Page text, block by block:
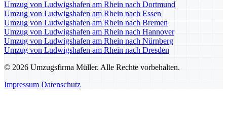
Umzug von Ludwigshafen am Rhein nach Dortmund
Umzug von Ludwigshafen am Rhein nach Essen
Umzug von Ludwigshafen am Rhein nach Bremen
Umzug von Ludwigshafen am Rhein nach Hannover
Umzug von Ludwigshafen am Rhein nach Nürnberg
Umzug von Ludwigshafen am Rhein nach Dresden
© 2026 Umzugsfirma Müller. Alle Rechte vorbehalten.
Impressum Datenschutz